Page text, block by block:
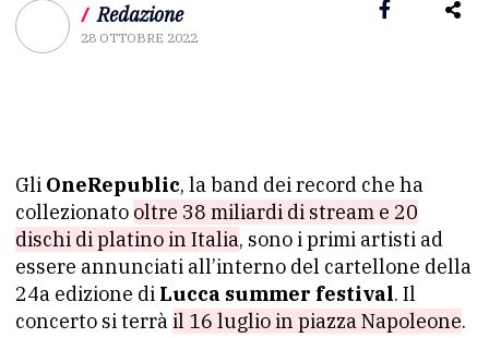
/ Redazione
28 OTTOBRE 2022
Gli OneRepublic, la band dei record che ha
collezionato oltre 38 miliardi di stream e 20
dischi di platino in Italia, sono i primi artisti ad
essere annunciati all’interno del cartellone della
24a edizione di Lucca summer festival. Il
concerto si terràil 16 luglio in piazza Napoleone.